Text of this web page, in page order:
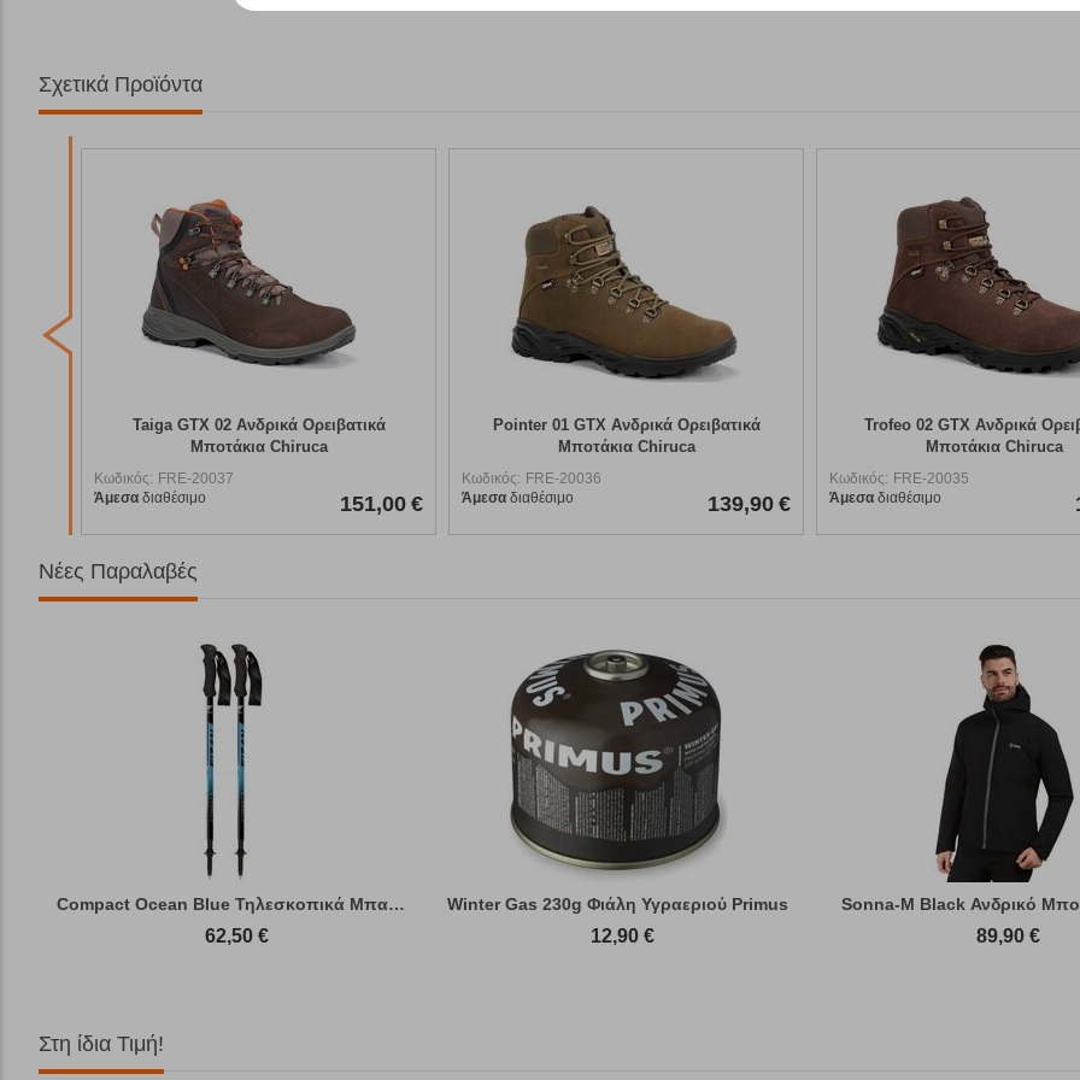
Σχετικά Προϊόντα
Pointer 01 GTX Ανδρικά Ορειβατικά
Μποτάκια Chiruca
Κωδικός: FRE-20036
Άμεσα διαθέσιμο 139,90 €
Trofeo 02 GTX Ανδρικά Ορειβατικά
Μποτάκια Chiruca
Κωδικός: FRE-20035
Άμεσα διαθέσιμο 157,90 €
Xacobeo 05 Ανδρικά Ορειβατικά
Gore-Tex Chiruca
Κωδικός: FRE-20034
Άμεσα διαθέσιμο
Νέες Παραλαβές
Compact Ocean Blue Τηλεσκοπικά Μπατόν Πεζ...
62,50 €
Winter Gas 230g Φιάλη Υγραεριού Primus
12,90 €
Sonna-M Black Ανδρικό
89,90 €
Στη ίδια Τιμή!